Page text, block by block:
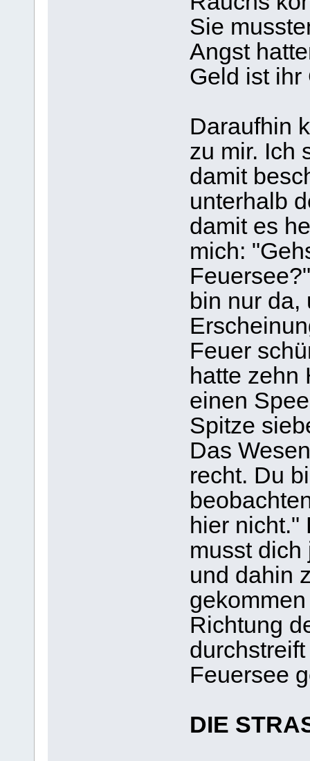
Sie
Angst
Geld ist ihr
Daraufhin
zu mir. Ich
damit
unterhalb
damit es
mich:
bin nur da,
Feuer
hatte zehn
einen
Spitze
Das
recht. Du
hier nicht."
musst dich
und dahin
Richtung
Feuersee
DIE